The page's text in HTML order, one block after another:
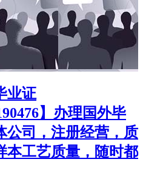
业证
】办理国外毕
公司，注册经营，质
本工艺质量，随时都